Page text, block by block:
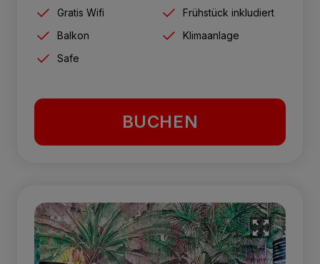
Gratis Wifi
Frühstück inkludiert
Balkon
Klimaanlage
Safe
BUCHEN